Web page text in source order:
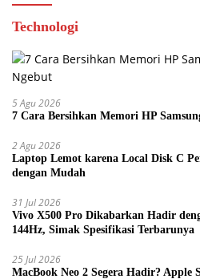
Technologi
5 Agu 2026
7 Cara Bersihkan Memori HP
2 Agu 2026
Laptop Lemot karena Local Disk C
dengan Mudah
31 Jul 2026
Vivo X500 Pro Dikabarkan Hadir
144Hz, Simak Spesifikasi Terbarunya
25 Jul 2026
MacBook Neo 2 Segera Hadir?